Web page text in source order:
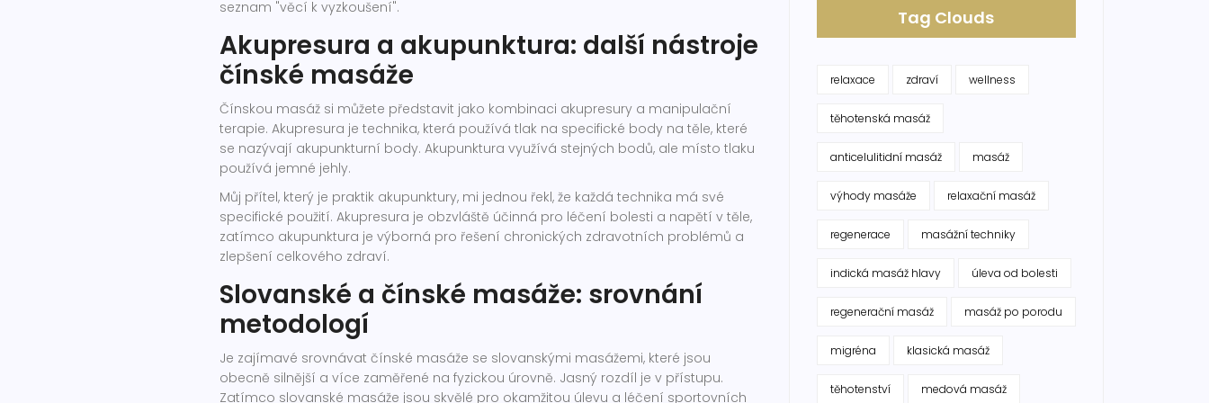
seznam "věcí k vyzkoušení".
Akupresura a akupunktura: další nástroje
čínské masáže
Čínskou masáž si můžete představit jako kombinaci akupresury a manipulační
terapie. Akupresura je technika, která používá tlak na specifické body na těle, které
se nazývají akupunkturní body. Akupunktura využívá stejných bodů, ale místo tlaku
používá jemné jehly.
Můj přítel, který je praktik akupunktury, mi jednou řekl, že každá technika má své
specifické použití. Akupresura je obzvláště účinná pro léčení bolesti a napětí v těle,
zatímco akupunktura je výborná pro řešení chronických zdravotních problémů a
zlepšení celkového zdraví.
Slovanské a čínské masáže: srovnání
metodologí
Je zajímavé srovnávat čínské masáže se slovanskými masážemi, které jsou
obecně silnější a více zaměřené na fyzickou úrovně. Jasný rozdíl je v přístupu.
Zatímco slovanské masáže jsou skvělé pro okamžitou úlevu a léčení sportovních
Tag Clouds
relaxace zdraví wellness
těhotenská masáž
anticelulitidní masáž masáž
výhody masáže relaxační masáž
regenerace masážní techniky
indická masáž hlavy úleva od bolesti
regenerační masáž masáž po porodu
migréna klasická masáž
těhotenství medová masáž